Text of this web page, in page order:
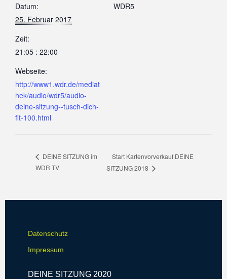
Datum:
25. Februar 2017
Zeit:
21:05 : 22:00
Webseite:
http://www1.wdr.de/mediat
hek/audio/wdr5/audio-
deine-sitzung--tusch-dich-
fit-100.html
WDR5
DEINE SITZUNG im
WDR TV
Start Kartenvorverkauf DEINE
SITZUNG 2018
Datenschutz
Impressum
DEINE SITZUNG 2020